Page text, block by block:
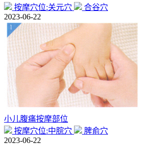
按摩穴位:关元穴
合谷穴
2023-06-22
小儿腹痛按摩部位
按摩穴位:中脘穴
脾俞穴
2023-06-22